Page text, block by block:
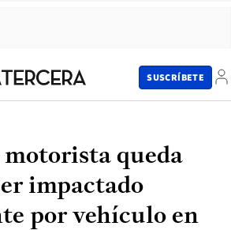
SUSCRÍBETE
queda
impactado
por vehículo en